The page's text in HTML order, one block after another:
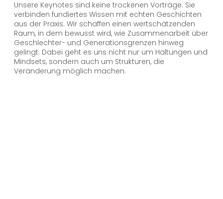
Unsere Keynotes sind keine trockenen Vorträge. Sie
verbinden fundiertes Wissen mit echten Geschichten
aus der Praxis. Wir schaffen einen wertschätzenden
Raum, in dem bewusst wird, wie Zusammenarbeit über
Geschlechter- und Generationsgrenzen hinweg
gelingt. Dabei geht es uns nicht nur um Haltungen und
Mindsets, sondern auch um Strukturen, die
Veränderung möglich machen.